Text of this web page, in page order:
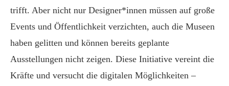
trifft. Aber nicht nur Designer*innen müssen auf große
Events und Öffentlichkeit verzichten, auch die Museen
haben gelitten und können bereits geplante
Ausstellungen nicht zeigen. Diese Initiative vereint die
Kräfte und versucht die digitalen Möglichkeiten –